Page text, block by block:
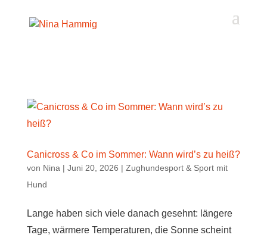
Canicross & Co im Sommer: Wann wird’s zu heiß?
von Nina | Juni 20, 2026 | Zughundesport & Sport mit
Hund
Lange haben sich viele danach gesehnt: längere
Tage, wärmere Temperaturen, die Sonne scheint